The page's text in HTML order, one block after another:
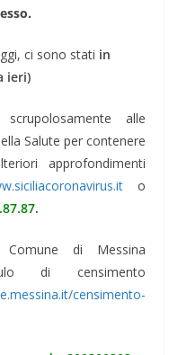
ci sono stati in
ieri)
alle
Salute per contenere
approfondimenti
o
.
di Messina
di censimento
censimento-